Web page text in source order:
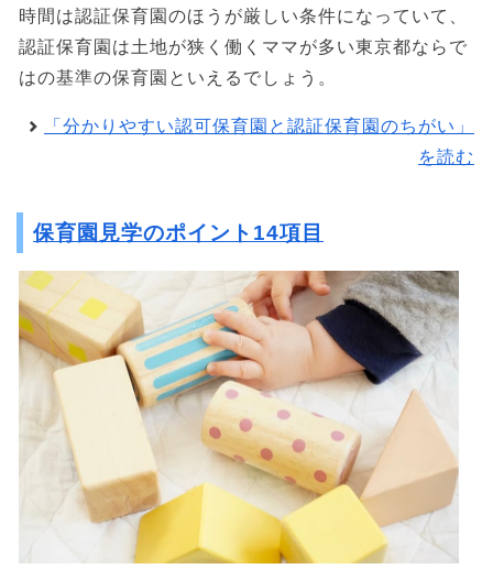
時間は認証保育園のほうが厳しい条件になっていて、
認証保育園は土地が狭く働くママが多い東京都ならで
はの基準の保育園といえるでしょう。
「分かりやすい認可保育園と認証保育園のちがい」
を読む
保育園見学のポイント14項目